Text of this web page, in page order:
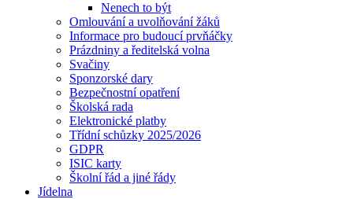
Nenech to být
Omlouvání a uvolňování žáků
Informace pro budoucí prvňáčky
Prázdniny a ředitelská volna
Svačiny
Sponzorské dary
Bezpečnostní opatření
Školská rada
Elektronické platby
Třídní schůzky 2025/2026
GDPR
ISIC karty
Školní řád a jiné řády
Jídelna